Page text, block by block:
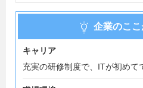
企業のここ
キャリア
充実の研修制度で、ITが初めて